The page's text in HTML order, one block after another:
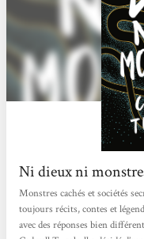
Ni dieux ni
Monstres cachés et sociétés
toujours récits, contes et
avec des réponses bien